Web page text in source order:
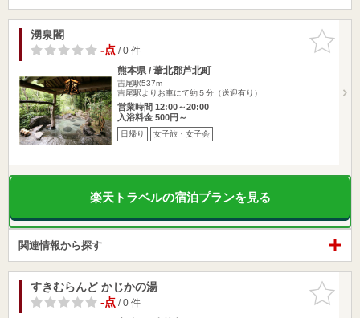
お気に入
りに追加
湧泉閣
-点/ 0 件
熊本県 / 葦北郡芦北町
吉尾駅537m
吉尾駅よりお車にて約５分（送迎有り）
営業時間 12:00～20:00
入浴料金 500円～
日帰り 女子旅・女子会
楽天トラベルの宿泊プランを見る
関連情報から探す
お気に入
りに追加
すきむらんど かじかの湯
-点/ 0 件